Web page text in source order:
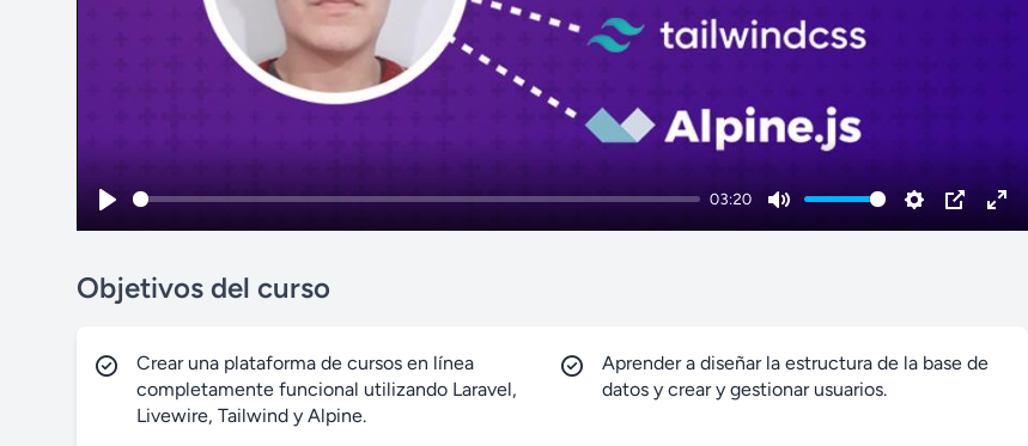
P
a
03:20
M
S
i
P
E
l
y
Objetivos del curso
Crear una plataforma de cursos en línea
completamente funcional utilizando Laravel,
Livewire, Tailwind y Alpine.
Aprender a diseñar la estructura de la base de
datos y crear y gestionar usuarios.